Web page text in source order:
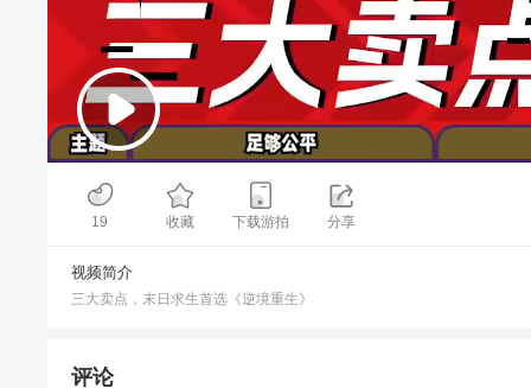
00:00/02:06
19 收藏 下载游拍 分享
视频简介
三大卖点，末日求生首选《逆境重生》
评论